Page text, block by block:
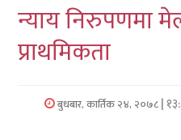
कर्णाली
सुदुरपश्चिम
प्रदेश/
न्याय निरुपणमा
प्राथमिकता
बुधबार, कार्तिक २४, २०७८|